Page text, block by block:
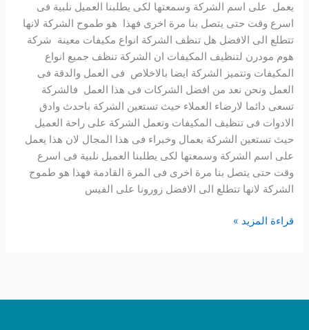
يعمل على اسم الشركة وسمعتها لكى يطلبنا العميل نلبية فى
اسرع وقت حتى يتصل بنا مرة اخرى فهذا هو طموح الشركة لانها
تتطلع الى الافضل هل تنظف الشركة انواع مكيفات معينة شركة
هوم مودرن لتنظيف المكيفات ان الشركة تنظف جميع انواع
المكيفات وتتميز الشركة ايضا بالاخلاص فى العمل والدقة فى
العمل ونحن نعد من افضل الشركات فى هذا العمل فالشركة
تسعى دائما لارضاء العملاء حيث تستعين الشركة باحدث وادق
الادوات فى تنظيف المكيفات وتعمل الشركة على راحة العميل
حيث تستعين الشركة بعمال وخبراء فى هذا المجال لان هذا يعمل
على اسم الشركة وسمعتها لكى يطلبنا العميل نلبية فى اسرع
وقت حتى يتصل بنا مرة اخرى فى المرة القادمة فهذا هو طموح
الشركة لانها تتطلع الى الافضل زورونا على الفيس
قراءة المزيد »